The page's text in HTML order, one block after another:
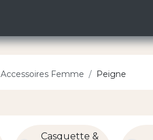
Accessoires Femme Peigne
Casquette &